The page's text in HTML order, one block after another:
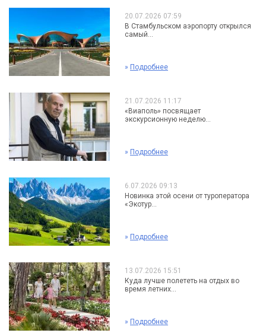
20.07.2026 07:59
В Стамбульском аэропорту открылся
самый...
» Подробнее
21.07.2026 11:17
«Виаполь» посвящает
экскурсионную неделю...
» Подробнее
6.07.2026 09:13
Новинка этой осени от туроператора
«Экотур...
» Подробнее
13.07.2026 15:51
Куда лучше полететь на отдых во
время летних...
» Подробнее